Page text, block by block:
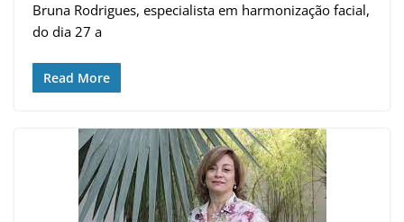
Bruna Rodrigues, especialista em harmonização facial,
do dia 27 a
Read More